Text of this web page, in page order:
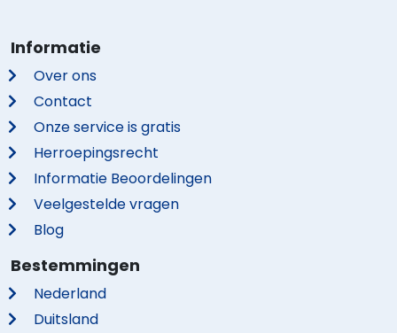
Informatie
Over ons
Contact
Onze service is gratis
Herroepingsrecht
Informatie Beoordelingen
Veelgestelde vragen
Blog
Bestemmingen
Nederland
Duitsland